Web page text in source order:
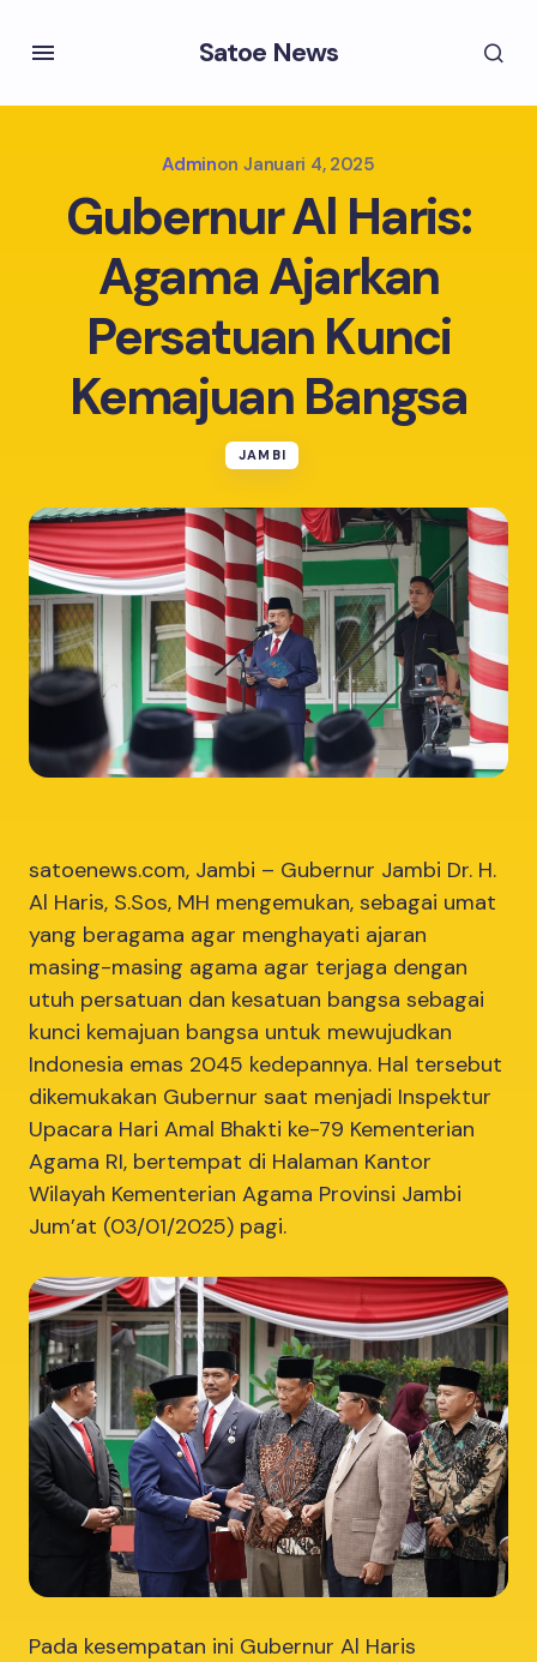
Satoe News
Adminon Januari 4, 2025
Gubernur Al Haris:
Agama Ajarkan
Persatuan Kunci
Kemajuan Bangsa
JAMBI
satoenews.com, Jambi – Gubernur Jambi Dr. H.
Al Haris, S.Sos, MH mengemukan, sebagai umat
yang beragama agar menghayati ajaran
masing-masing agama agar terjaga dengan
utuh persatuan dan kesatuan bangsa sebagai
kunci kemajuan bangsa untuk mewujudkan
Indonesia emas 2045 kedepannya. Hal tersebut
dikemukakan Gubernur saat menjadi Inspektur
Upacara Hari Amal Bhakti ke-79 Kementerian
Agama RI, bertempat di Halaman Kantor
Wilayah Kementerian Agama Provinsi Jambi
Jum’at (03/01/2025) pagi.
Pada kesempatan ini Gubernur Al Haris